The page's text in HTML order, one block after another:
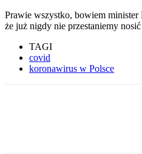
Prawie wszystko, bowiem minister
że już nigdy nie przestaniemy nosić
TAGI
covid
koronawirus w Polsce